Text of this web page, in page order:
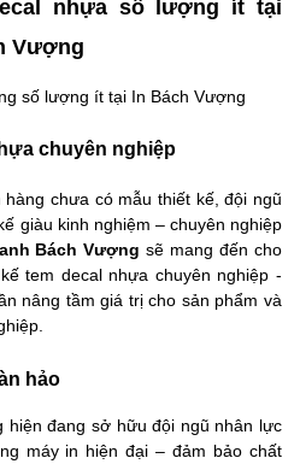
nhựa số lượng ít tại
Vượng
chuyên nghiệp
chưa có mẫu thiết kế, đội ngũ
giàu kinh nghiệm – chuyên nghiệp
Bách Vượng sẽ mang đến cho
tem decal nhựa chuyên nghiệp -
nâng tầm giá trị cho sản phẩm và
hảo
hiện đang sở hữu đội ngũ nhân lực
máy in hiện đại – đảm bảo chất